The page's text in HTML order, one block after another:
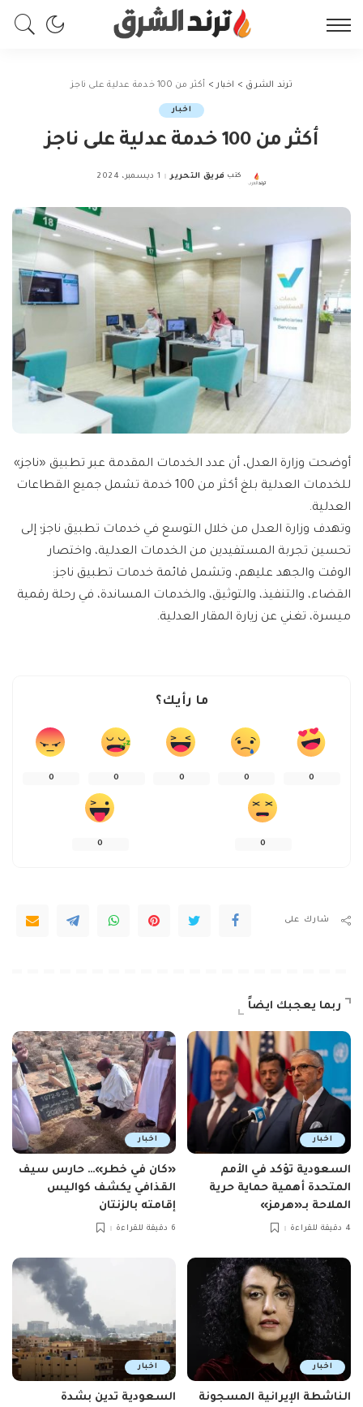
ترند الشرق > اخبار > أكثر من 100 خدمة عدلية على ناجز
اخبار
أكثر من 100 خدمة عدلية على ناجز
Posted
كتب فريق التحرير 1 ديسمبر، 2024
أوضحت وزارة العدل، أن عدد الخدمات المقدمة عبر تطبيق «ناجز»
للخدمات العدلية بلغ أكثر من 100 خدمة تشمل جميع القطاعات
العدلية.
وتهدف وزارة العدل من خلال التوسع في خدمات تطبيق ناجز؛ إلى
تحسين تجربة المستفيدين من الخدمات العدلية، واختصار
الوقت والجهد عليهم، وتشمل قائمة خدمات تطبيق ناجز:
القضاء، والتنفيذ، والتوثيق، والخدمات المساندة، في رحلة رقمية
ميسرة، تغني عن زيارة المقار العدلية.
ما رأيك؟
0
0
0
0
0
0
0
شارك على
ربما يعجبك ايضاً
اخبار
السعودية تؤكد في الأمم
المتحدة أهمية حماية حرية
الملاحة بـ«هرمز»
4 دقيقة للقراءة
اخبار
«كان في خطر»… حارس سيف
القذافي يكشف كواليس
إقامته بالزنتان
6 دقيقة للقراءة
اخبار
الناشطة الإيرانية المسجونة
اخبار
السعودية تدين بشدة